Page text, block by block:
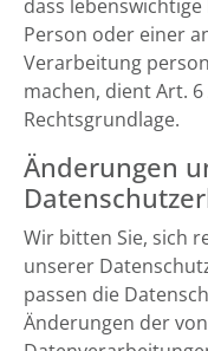
dass
Person oder einer
Verarbeitung
machen, dient Art. 6
Rechtsgrundlage.
Änderungen
Wir bitten Sie, sich
unserer
passen die
Änderungen der